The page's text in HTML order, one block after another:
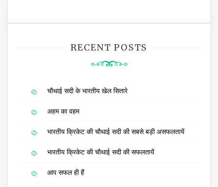
RECENT POSTS
चौथाई सदी के भारतीय खेल सितारे
अहम का वहम
भारतीय क्रिकेट की चौथाई सदी की सबसे बड़ी असफलतायें
भारतीय क्रिकेट की चौथाई सदी की सफलतायें
आप सफल ही हैं